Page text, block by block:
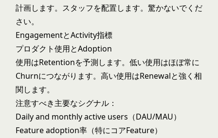
計画します。スタッフを配置します。驚かないでくだ
さい。
EngagementとActivity指標
プロダクト使用とAdoption
使用はRetentionを予測します。低い使用はほぼ常に
Churnにつながります。高い使用はRenewalと強く相
関します。
注意すべき主要なシグナル：
Daily and monthly active users（DAU/MAU）
Feature adoption率（特にコアFeature）